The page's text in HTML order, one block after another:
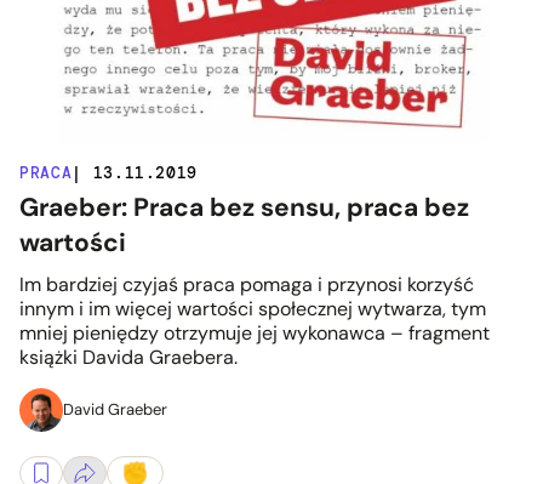
PRACA| 13.11.2019
Graeber: Praca bez sensu, praca bez
wartości
Im bardziej czyjaś praca pomaga i przynosi korzyść
innym i im więcej wartości społecznej wytwarza, tym
mniej pieniędzy otrzymuje jej wykonawca – fragment
książki Davida Graebera.
David Graeber